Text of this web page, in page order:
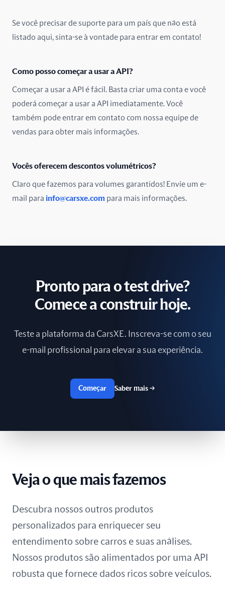
México
Nova Zelândia
Omã
Peru
República Checa
Rússia
Ucrânia
África do Sul
Se você precisar de suporte para um país que não está
listado aqui, sinta-se à vontade para entrar em contato!
Como posso começar a usar a API?
Começar a usar a API é fácil. Basta criar uma conta e você
poderá começar a usar a API imediatamente. Você
também pode entrar em contato com nossa equipe de
vendas para obter mais informações.
Vocês oferecem descontos volumétricos?
Claro que fazemos para volumes garantidos! Envie um e-
mail para info@carsxe.com para mais informações.
Pronto para o test drive?
Comece a construir hoje.
Teste a plataforma da CarsXE. Inscreva-se com o seu
e-mail profissional para elevar a sua experiência.
Começar Saber mais →
Veja o que mais fazemos
Descubra nossos outros produtos
personalizados para enriquecer seu
entendimento sobre carros e suas análises.
Nossos produtos são alimentados por uma API
robusta que fornece dados ricos sobre veículos.